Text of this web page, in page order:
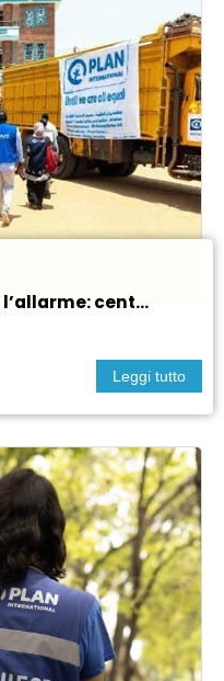
cent...
Leggi tutto